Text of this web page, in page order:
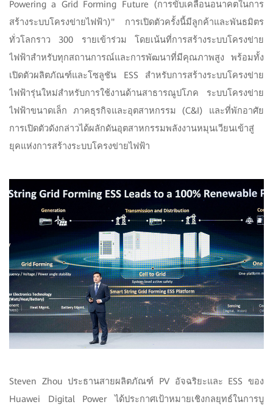
Powering a Grid Forming Future (การขับเคลื่อนอนาคตในการ
สร้างระบบโครงข่ายไฟฟ้า)" การเปิดตัวครั้งนี้มีลูกค้าและพันธมิตร
ทั่วโลกราว 300 รายเข้าร่วม โดยเน้นที่การสร้างระบบโครงข่าย
ไฟฟ้าสำหรับทุกสถานการณ์และการพัฒนาที่มีคุณภาพสูง พร้อมทั้ง
เปิดตัวผลิตภัณฑ์และโซลูชัน ESS สำหรับการสร้างระบบโครงข่าย
ไฟฟ้ารุ่นใหม่สำหรับการใช้งานด้านสาธารณูปโภค ระบบโครงข่าย
ไฟฟ้าขนาดเล็ก ภาคธุรกิจและอุตสาหกรรม (C&I) และที่พักอาศัย
การเปิดตัวดังกล่าวได้ผลักดันอุตสาหกรรมพลังงานหมุนเวียนเข้าสู่
ยุคแห่งการสร้างระบบโครงข่ายไฟฟ้า
Steven Zhou ประธานสายผลิตภัณฑ์ PV อัจฉริยะและ ESS ของ
Huawei Digital Power ได้ประกาศเป้าหมายเชิงกลยุทธ์ในการบู